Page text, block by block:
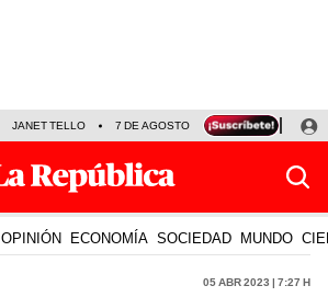
JANET TELLO 7 DE AGOSTO TINKA RESULTADOS
OPINIÓN ECONOMÍA SOCIEDAD MUNDO
05 Abr 2023 | 7:27 h